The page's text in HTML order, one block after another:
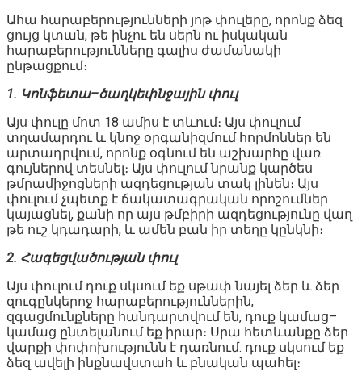
Ահա հարաբերությունների յոթ փուլերը, որոնք ձեզ
ցույց կտան, թե ինչու են սերն ու իսկական
հարաբերությունները գալիս ժամանակի
ընթացքում։
1. Կոնֆետա–ծաղկեփնջային փուլ
Այս փուլը մոտ 18 ամիս է տևում։ Այս փուլում
տղամարդու և կնոջ օրգանիզմում հորմոններ են
արտադրվում, որոնք օգնում են աշխարհը վառ
գույներով տեսնել։ Այս փուլում նրանք կարծես
թմրամիջոցների ազդեցության տակ լինեն։ Այս
փուլում չպետք է ճակատագրական որոշումներ
կայացնել, քանի որ այս թմբիրի ազդեցությունը վաղ
թե ուշ կդադարի, և ամեն բան իր տեղը կընկնի։
2. Հագեցվածության փուլ
Այս փուլում դուք սկսում եք սթափ նայել ձեր և ձեր
զուգընկերոջ հարաբերություններին,
զգացմունքները հանդարտվում են, դուք կամաց–
կամաց ընտելանում եք իրար։ Սրա հետևանքը ձեր
վարքի փոփոխությունն է դառնում. դուք սկսում եք
ձեզ ավելի ինքնավստահ և բնական պահել։